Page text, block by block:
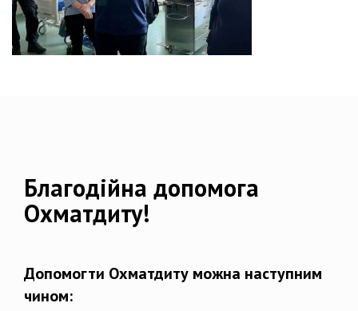
Благодійна допомога
Охматдиту!
Допомогти Охматдиту можна наступним
чином: